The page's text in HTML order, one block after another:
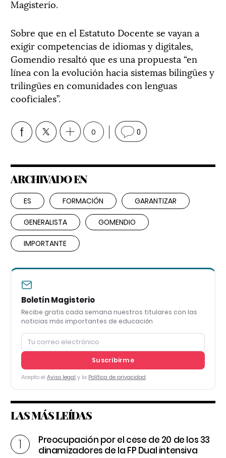
Magisterio.
Sobre que en el Estatuto Docente se vayan a
exigir competencias de idiomas y digitales,
Gomendio resaltó que es una propuesta “en
línea con la evolución hacia sistemas bilingües y
trilingües en comunidades con lenguas
cooficiales”.
0 0
ARCHIVADO EN
ES FORMACIÓN GARANTIZAR
GENERALISTA GOMENDIO
IMPORTANTE
Boletín Magisterio
Recibe gratis cada semana nuestros titulares con las
noticias más importantes de educación
Suscribirme
Acepto el Aviso legal y la Política de privacidad
LAS MÁS LEÍDAS
Preocupación por el cese de 20 de los 33
dinamizadores de la FP Dual intensiva